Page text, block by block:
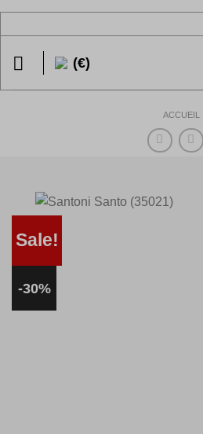
Passer
contenu
(€)
ACCUEIL
Sale!
-30%